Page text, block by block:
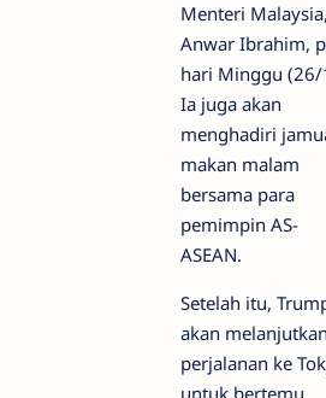
Menteri Malaysia,
Anwar Ibrahim,
hari Minggu (26/
Ia juga akan
menghadiri
makan malam
bersama para
pemimpin AS-
ASEAN.
Setelah itu,
akan melanjutkan
perjalanan ke